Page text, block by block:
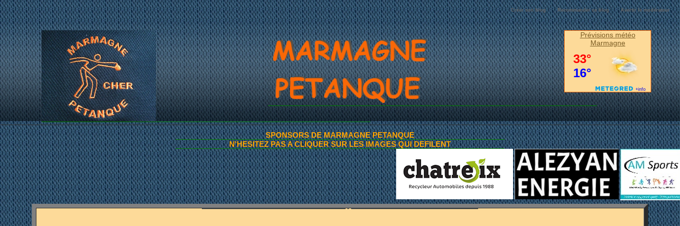
Créer son blog Recommander ce blog Avertir le modérateur
Prévisions météo
Marmagne
SPONSORS DE MARMAGNE PETANQUE
N'HESITEZ PAS A CLIQUER SUR LES IMAGES QUI DEFILENT
...LES PETITES ANNONCES DE MARMAGNE...
~AMIS PETANQUEURS~
~MARMAGNAISES, MARMAGNAIS~